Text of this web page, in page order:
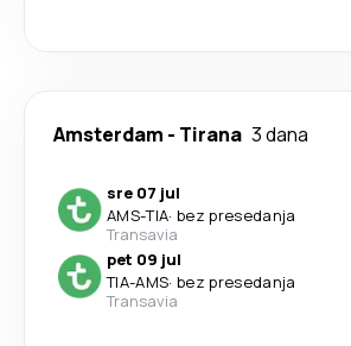
Amsterdam - Tirana 3 dana
sre 07 jul
AMS-TIA· bez presedanja
Transavia
pet 09 jul
TIA-AMS· bez presedanja
Transavia